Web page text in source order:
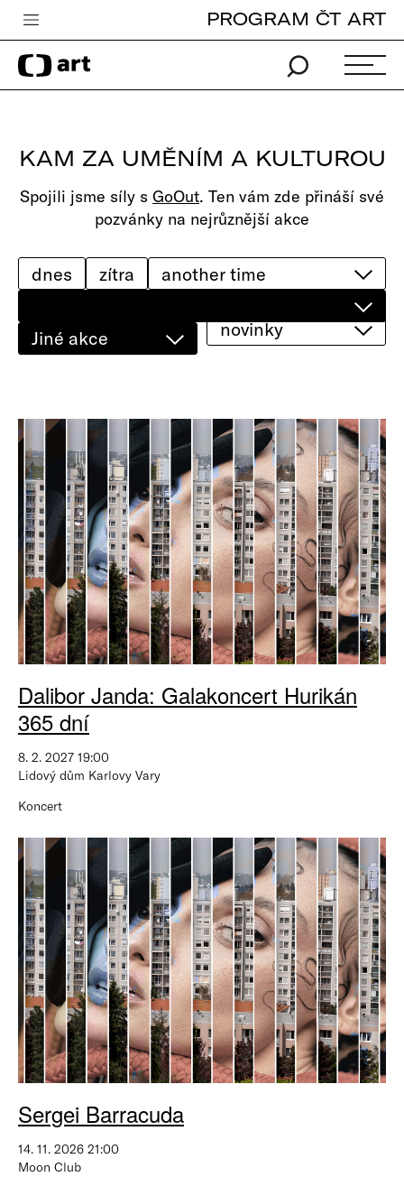
Česká televize
Zpravodajství
iVysílání
TV program
edu
PROGRAM ČT ART
KAM ZA UMĚNÍM A KULTUROU
Spojili jsme síly s GoOut. Ten vám zde přináší své
pozvánky na nejrůznější akce
Jiné akce
dnes zítra
novinky
Dalibor Janda: Galakoncert Hurikán
365 dní
8. 2. 2027 19:00
Lidový dům Karlovy Vary
Koncert
Sergei Barracuda
14. 11. 2026 21:00
Moon Club